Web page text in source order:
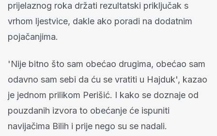
prijelaznog roka držati rezultatski priključak s
vrhom ljestvice, dakle ako poradi na dodatnim
pojačanjima.
'Nije bitno što sam obećao drugima, obećao sam
odavno sam sebi da ću se vratiti u Hajduk', kazao
je jednom prilikom Perišić. I kako se doznaje od
pouzdanih izvora to obećanje će ispuniti
navijačima Bilih i prije nego su se nadali.